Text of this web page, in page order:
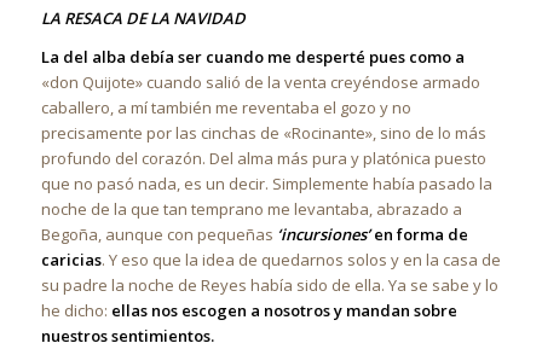
LA RESACA DE LA NAVIDAD
La del alba debía ser cuando me desperté pues como a
«don Quijote» cuando salió de la venta creyéndose armado
caballero, a mí también me reventaba el gozo y no
precisamente por las cinchas de «Rocinante», sino de lo más
profundo del corazón. Del alma más pura y platónica puesto
que no pasó nada, es un decir. Simplemente había pasado la
noche de la que tan temprano me levantaba, abrazado a
Begoña, aunque con pequeñas ‘incursiones’en forma de
caricias. Y eso que la idea de quedarnos solos y en la casa de
su padre la noche de Reyes había sido de ella. Ya se sabe y lo
he dicho: ellas nos escogen a nosotros y mandan sobre
nuestros sentimientos.